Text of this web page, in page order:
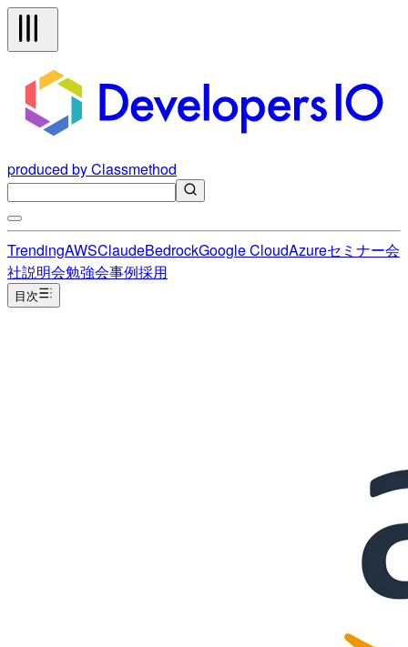
produced by Classmethod
TrendingAWSClaudeBedrockGoogle CloudAzureセミナー会
社説明会勉強会事例採用
目次